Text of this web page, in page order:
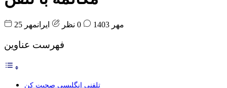
25 مهر 1403 ایرانمهر
فهرست عناوین
تلفنی انگلیسی صحبت کن